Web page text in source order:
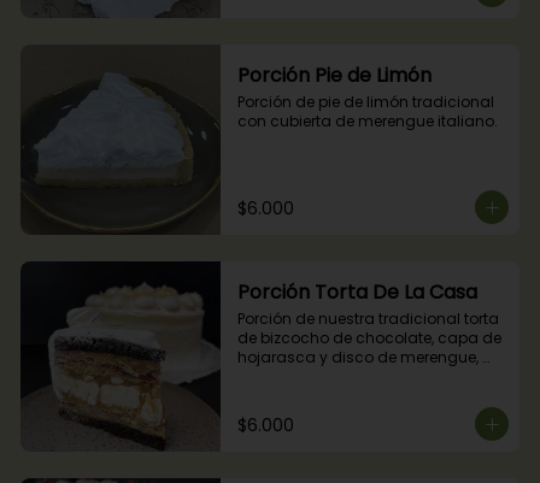
Porción Pie de Limón
Porción de pie de limón tradicional
con cubierta de merengue italiano.
$6.000
Porción Torta De La Casa
Porción de nuestra tradicional torta
de bizcocho de chocolate, capa de
hojarasca y disco de merengue,
$6.000